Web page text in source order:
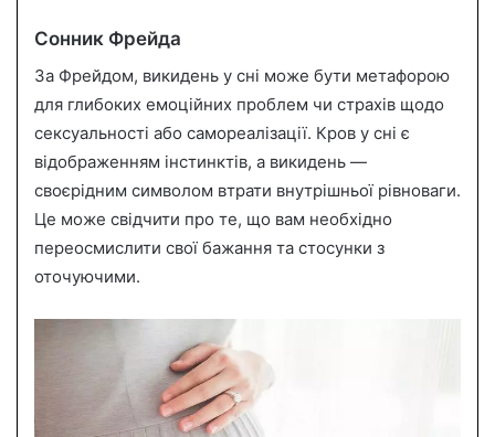
Сонник Фрейда
За Фрейдом, викидень у сні може бути метафорою
для глибоких емоційних проблем чи страхів щодо
сексуальності або самореалізації. Кров у сні є
відображенням інстинктів, а викидень —
своєрідним символом втрати внутрішньої рівноваги.
Це може свідчити про те, що вам необхідно
переосмислити свої бажання та стосунки з
оточуючими.